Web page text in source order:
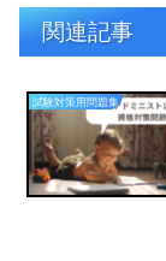
関連記事
試験対策用問題集